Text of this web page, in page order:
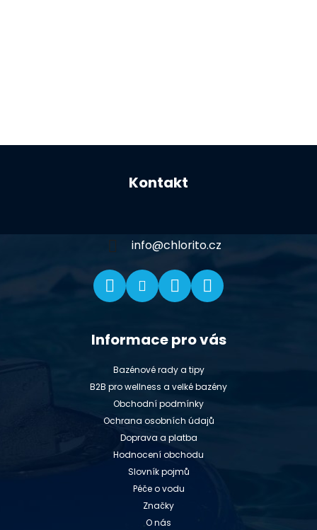
Kontakt
info@chlorito.cz
Informace pro vás
Bazénové rady a tipy
B2B pro wellness a velké bazény
Obchodní podmínky
Ochrana osobních údajů
Doprava a platba
Hodnocení obchodu
Slovník pojmů
Péče o vodu
Značky
O nás